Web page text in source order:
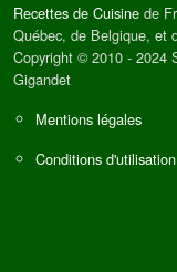
Recettes de Cuisine de
Québec, de Belgique, et
Copyright © 2010 - 2024
Gigandet
Mentions légales
Conditions d'utilisation